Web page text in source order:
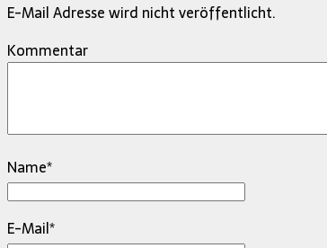
E-Mail Adresse wird nicht veröffentlicht.
Kommentar
Name*
E-Mail*